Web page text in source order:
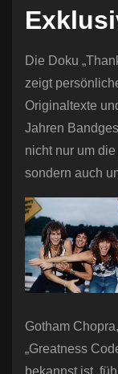
Die Doku
zeigt
Originaltexte
Jahren
nicht nur um
sondern auch
Gotham
„Greatness